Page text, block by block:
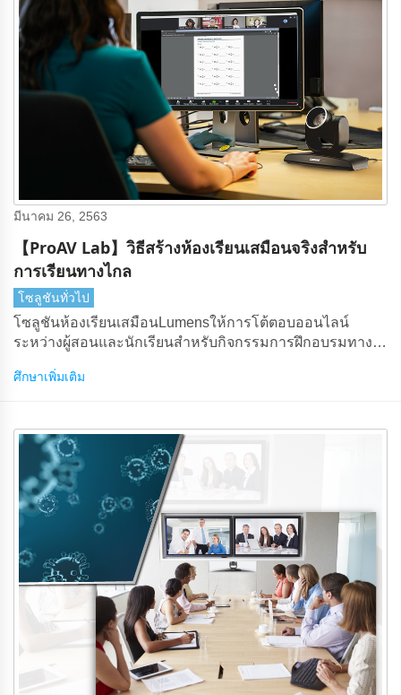
มีนาคม 26, 2563
【ProAV Lab】วิธีสร้างห้องเรียนเสมือนจริงสําหรับ
การเรียนทางไกล
โซลูชันทั่วไป
โซลูชันห้องเรียนเสมือนLumensให้การโต้ตอบออนไลน์
ระหว่างผู้สอนและนักเรียนสําหรับกิจกรรมการฝึกอบรมทาง
ศึกษาเพิ่มเติม